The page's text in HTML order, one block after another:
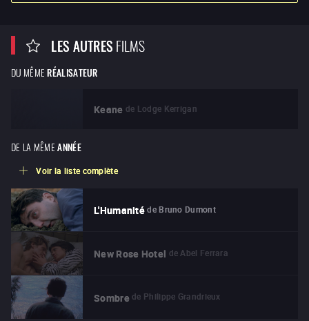
LES AUTRESFILMS
DU MÊME RÉALISATEUR
Keane de Lodge Kerrigan
DE LA MÊME ANNÉE
Voir la liste complète
L'Humanité de Bruno Dumont
New Rose Hotel de Abel Ferrara
Sombre de Philippe Grandrieux